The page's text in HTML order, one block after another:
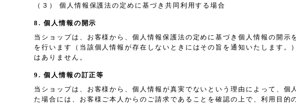
（３） 個人情報保護法の定めに基づき共同利用する場合
8. 個人情報の開示
当ショップは、お客様から、個人情報保護法の定めに基づき個人情報の開
を行います（当該個人情報が存在しないときにはその旨を通知いたします
はありません。
9. 個人情報の訂正等
当ショップは、お客様から、個人情報が真実でないという理由によって、
た場合には、お客様ご本人からのご請求であることを確認の上で、利用目